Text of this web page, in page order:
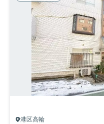
港区高輪